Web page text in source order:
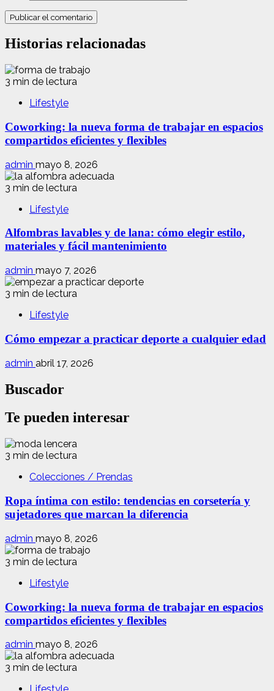
Historias relacionadas
3 min de lectura
Lifestyle
Coworking: la nueva forma de trabajar en espacios
compartidos eficientes y flexibles
admin mayo 8, 2026
3 min de lectura
Lifestyle
Alfombras lavables y de lana: cómo elegir estilo,
materiales y fácil mantenimiento
admin mayo 7, 2026
3 min de lectura
Lifestyle
Cómo empezar a practicar deporte a cualquier edad
admin abril 17, 2026
Buscador
Te pueden interesar
3 min de lectura
Colecciones / Prendas
Ropa íntima con estilo: tendencias en corsetería y
sujetadores que marcan la diferencia
admin mayo 8, 2026
3 min de lectura
Lifestyle
Coworking: la nueva forma de trabajar en espacios
compartidos eficientes y flexibles
admin mayo 8, 2026
3 min de lectura